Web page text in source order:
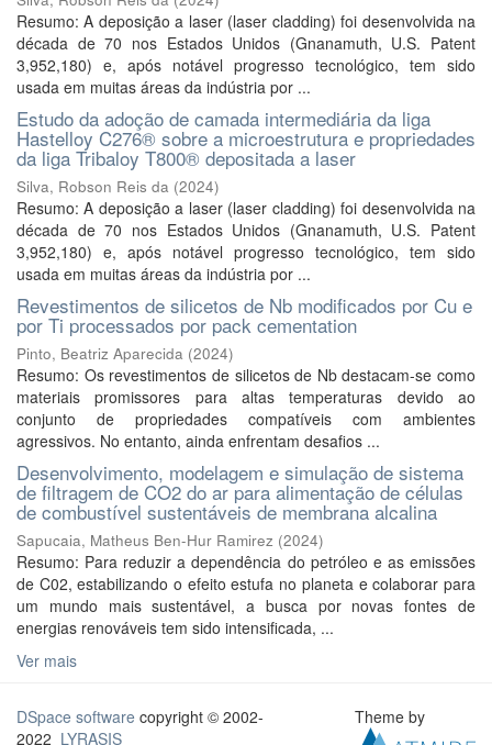
Resumo: A deposição a laser (laser cladding) foi desenvolvida na
década de 70 nos Estados Unidos (Gnanamuth, U.S. Patent
3,952,180) e, após notável progresso tecnológico, tem sido
usada em muitas áreas da indústria por ...
Estudo da adoção de camada intermediária da liga
Hastelloy C276® sobre a microestrutura e propriedades
da liga Tribaloy T800® depositada a laser
Silva, Robson Reis da (2024)
Resumo: A deposição a laser (laser cladding) foi desenvolvida na
década de 70 nos Estados Unidos (Gnanamuth, U.S. Patent
3,952,180) e, após notável progresso tecnológico, tem sido
usada em muitas áreas da indústria por ...
Revestimentos de silicetos de Nb modificados por Cu e
por Ti processados por pack cementation
Pinto, Beatriz Aparecida (2024)
Resumo: Os revestimentos de silicetos de Nb destacam-se como
materiais promissores para altas temperaturas devido ao
conjunto de propriedades compatíveis com ambientes
agressivos. No entanto, ainda enfrentam desafios ...
Desenvolvimento, modelagem e simulação de sistema
de filtragem de CO2 do ar para alimentação de células
de combustível sustentáveis de membrana alcalina
Sapucaia, Matheus Ben-Hur Ramirez (2024)
Resumo: Para reduzir a dependência do petróleo e as emissões
de C02, estabilizando o efeito estufa no planeta e colaborar para
um mundo mais sustentável, a busca por novas fontes de
energias renováveis tem sido intensificada, ...
Ver mais
DSpace software copyright © 2002-
2022 LYRASIS
Theme by